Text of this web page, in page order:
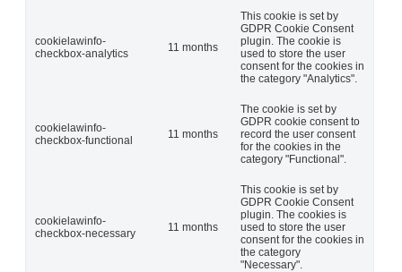
cookielawinfo-
checkbox-analytics
11 months
This cookie is set by
GDPR Cookie Consent
plugin. The cookie is
used to store the user
consent for the cookies in
the category "Analytics".
cookielawinfo-
checkbox-functional
11 months
The cookie is set by
GDPR cookie consent to
record the user consent
for the cookies in the
category "Functional".
cookielawinfo-
checkbox-necessary
11 months
This cookie is set by
GDPR Cookie Consent
plugin. The cookies is
used to store the user
consent for the cookies in
the category
"Necessary".